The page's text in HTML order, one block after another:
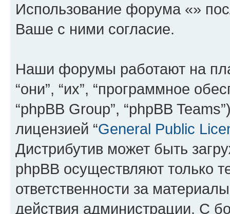
Использование форума «»
Ваше с ними согласие.
Наши форумы работают на
“они”, “их”, “программное
“phpBB Group”, “phpBB
лицензией “General Public
Дистрибутив может быть
phpBB осуществляют только
ответственности за
действия администрации. С